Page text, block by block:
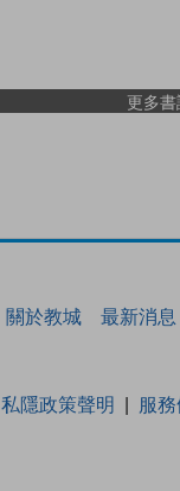
更多
關於教城 最新消息
私隱政策聲明 服